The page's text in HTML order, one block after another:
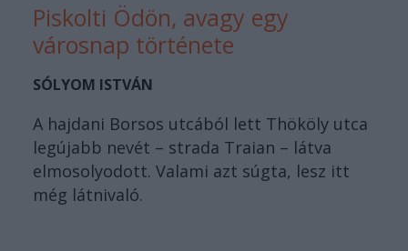
Piskolti Ödön, avagy egy
városnap története
SÓLYOM ISTVÁN
A hajdani Borsos utcából lett Thököly utca
legújabb nevét – strada Traian – látva
elmosolyodott. Valami azt súgta, lesz itt
még látnivaló.